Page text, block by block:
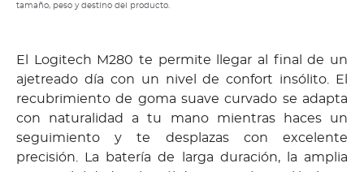
tamaño, peso y destino del producto.
El Logitech M280 te permite llegar al final de un
ajetreado día con un nivel de confort insólito. El
recubrimiento de goma suave curvado se adapta
con naturalidad a tu mano mientras haces un
seguimiento y te desplazas con excelente
precisión. La batería de larga duración, la amplia